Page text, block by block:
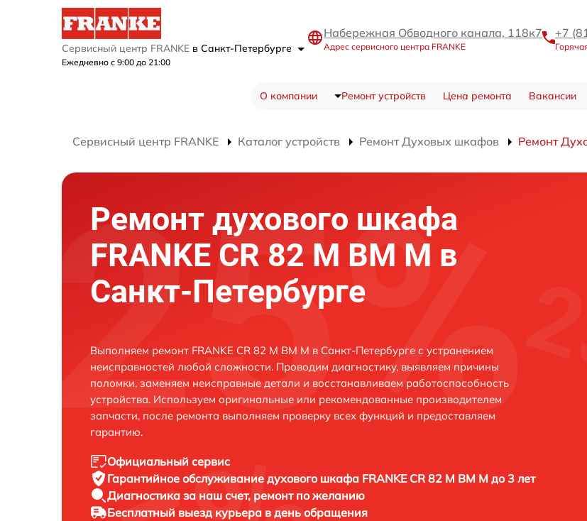
Сервисный центр FRANKE в Санкт-Петербурге
Ежедневно с 9:00 до 21:00
Набережная Обводного канала, 118к7
Адрес сервисного центра FRANKE
+7
О компании Ремонт устройств Цена ремонта Вакансии
Сервисный центр FRANKE Каталог устройств Ремонт Духовых шкафов Ремонт
Ремонт духового шкафа
FRANKE CR 82 M BM M в
Санкт-Петербурге
Выполняем ремонт FRANKE CR 82 M BM M в Санкт-Петербурге с устранением
неисправностей любой сложности. Проводим диагностику, выявляем причины
поломки, заменяем неисправные детали и восстанавливаем работоспособность
устройства. Используем оригинальные или рекомендованные производителем
запчасти, после ремонта выполняем проверку всех функций и предоставляем
гарантию.
Официальный сервис
Гарантийное обслуживание духового шкафа FRANKE CR 82 M BM M до 3 лет
Диагностика за наш счет, ремонт по желанию
Бесплатный выезд курьера в день обращения